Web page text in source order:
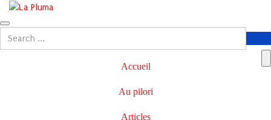
Accueil
Au pilori
Articles